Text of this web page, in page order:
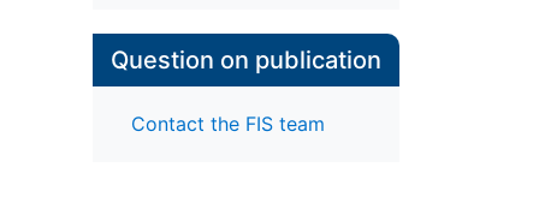
Question on publication
Contact the FIS team